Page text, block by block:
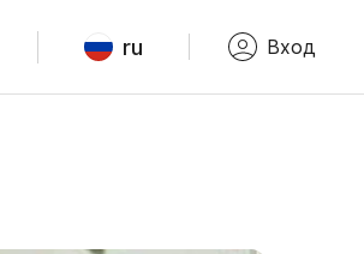
ru Вход